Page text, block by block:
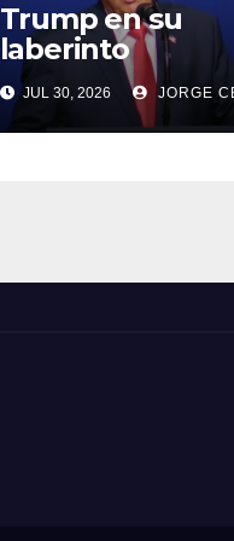
Trump en su
laberinto
JUL 30, 2026 JORGE